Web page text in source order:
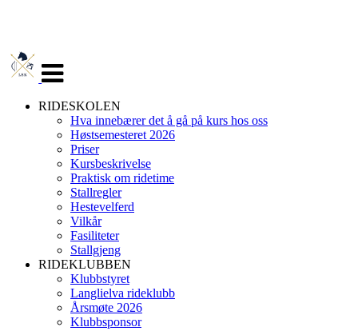
navigasjon
RIDESKOLEN
Hva innebærer det å gå på kurs hos oss
Høstsemesteret 2026
Priser
Kursbeskrivelse
Praktisk om ridetime
Stallregler
Hestevelferd
Vilkår
Fasiliteter
Stallgjeng
RIDEKLUBBEN
Klubbstyret
Langlielva rideklubb
Årsmøte 2026
Klubbsponsor